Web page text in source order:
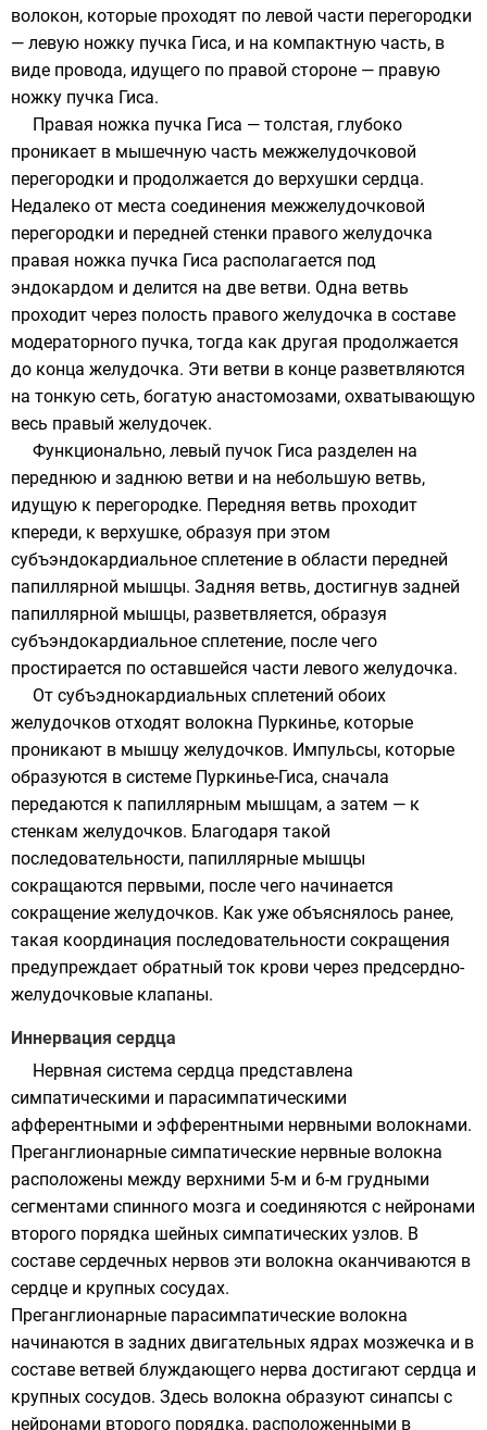
волокон, которые проходят по левой части перегородки
— левую ножку пучка Гиса, и на компактную часть, в
виде провода, идущего по правой стороне — правую
ножку пучка Гиса.
Правая ножка пучка Гиса — толстая, глубоко
проникает в мышечную часть межжелудочковой
перегородки и продолжается до верхушки сердца.
Недалеко от места соединения межжелудочковой
перегородки и передней стенки правого желудочка
правая ножка пучка Гиса располагается под
эндокардом и делится на две ветви. Одна ветвь
проходит через полость правого желудочка в составе
модераторного пучка, тогда как другая продолжается
до конца желудочка. Эти ветви в конце разветвляются
на тонкую сеть, богатую анастомозами, охватывающую
весь правый желудочек.
Функционально, левый пучок Гиса разделен на
переднюю и заднюю ветви и на небольшую ветвь,
идущую к перегородке. Передняя ветвь проходит
кпереди, к верхушке, образуя при этом
субъэндокардиальное сплетение в области передней
папиллярной мышцы. Задняя ветвь, достигнув задней
папиллярной мышцы, разветвляется, образуя
субъэндокардиальное сплетение, после чего
простирается по оставшейся части левого желудочка.
От субъэднокардиальных сплетений обоих
желудочков отходят волокна Пуркинье, которые
проникают в мышцу желудочков. Импульсы, которые
образуются в системе Пуркинье-Гиса, сначала
передаются к папиллярным мышцам, а затем — к
стенкам желудочков. Благодаря такой
последовательности, папиллярные мышцы
сокращаются первыми, после чего начинается
сокращение желудочков. Как уже объяснялось ранее,
такая координация последовательности сокращения
предупреждает обратный ток крови через предсердно-
желудочковые клапаны.
Иннервация сердца
Нервная система сердца представлена
симпатическими и парасимпатическими
афферентными и эфферентными нервными волокнами.
Преганглионарные симпатические нервные волокна
расположены между верхними 5-м и 6-м грудными
сегментами спинного мозга и соединяются с нейронами
второго порядка шейных симпатических узлов. В
составе сердечных нервов эти волокна оканчиваются в
сердце и крупных сосудах.
Преганглионарные парасимпатические волокна
начинаются в задних двигательных ядрах мозжечка и в
составе ветвей блуждающего нерва достигают сердца и
крупных сосудов. Здесь волокна образуют синапсы с
нейронами второго порядка, расположенными в